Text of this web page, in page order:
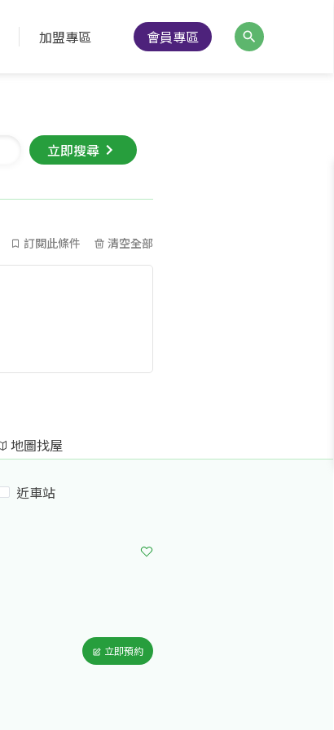
加盟專區 會員專區
立即搜尋
訂閱此條件 清空全部
地圖找屋
近車站
立即預約